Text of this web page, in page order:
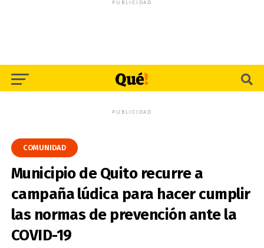
PUBLICIDAD
PUBLICIDAD
COMUNIDAD
Municipio de Quito recurre a
campaña lúdica para hacer cumplir
las normas de prevención ante la
COVID-19